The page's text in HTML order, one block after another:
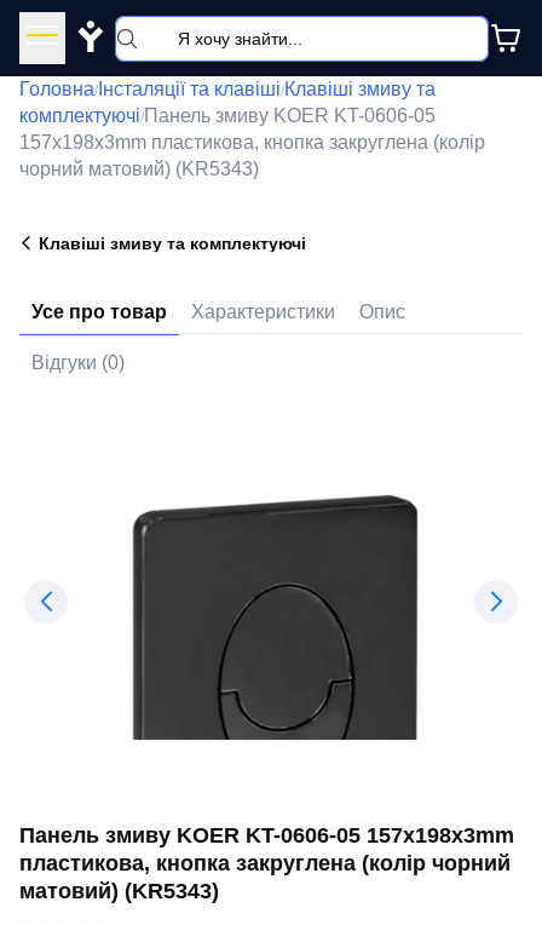
Y
Головна/ Інсталяції та клавіші/Клавіші змиву та
комплектуючі/Панель змиву KOER KT-0606-05
157x198x3mm пластикова, кнопка закруглена (колір
чорний матовий) (KR5343)
Клавіші змиву та комплектуючі
Усе про товар Характеристики Опис
Відгуки (0)
Панель змиву KOER KT-0606-05 157x198x3mm
пластикова, кнопка закруглена (колір чорний
матовий) (KR5343)